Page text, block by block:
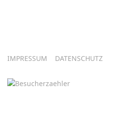
IMPRESSUM DATENSCHUTZ